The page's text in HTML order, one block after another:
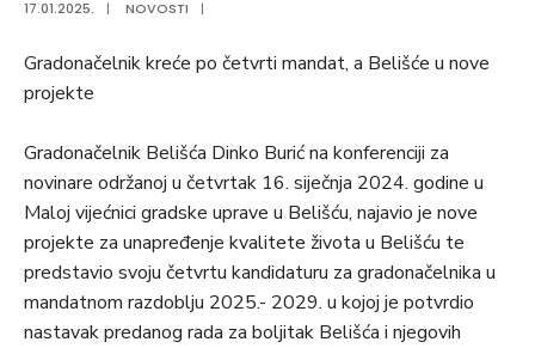
17.01.2025. | NOVOSTI |
Gradonačelnik kreće po četvrti mandat, a Belišće u nove
projekte
Gradonačelnik Belišća Dinko Burić na konferenciji za
novinare održanoj u četvrtak 16. siječnja 2024. godine u
Maloj vijećnici gradske uprave u Belišću, najavio je nove
projekte za unapređenje kvalitete života u Belišću te
predstavio svoju četvrtu kandidaturu za gradonačelnika u
mandatnom razdoblju 2025.- 2029. u kojoj je potvrdio
nastavak predanog rada za boljitak Belišća i njegovih